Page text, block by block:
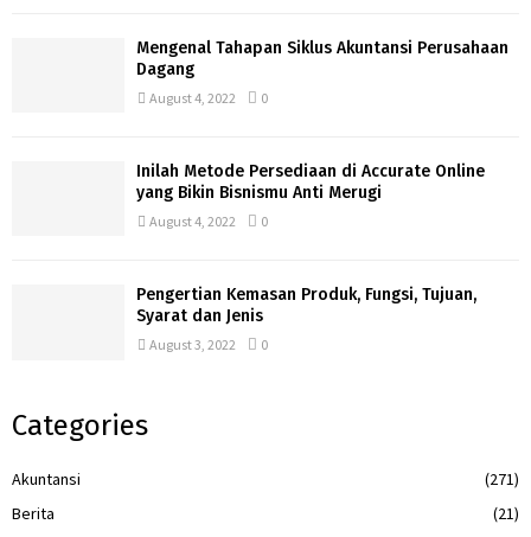
Mengenal Tahapan Siklus Akuntansi Perusahaan
Dagang
August 4, 2022 0
Inilah Metode Persediaan di Accurate Online
yang Bikin Bisnismu Anti Merugi
August 4, 2022 0
Pengertian Kemasan Produk, Fungsi, Tujuan,
Syarat dan Jenis
August 3, 2022 0
Categories
Akuntansi
(271)
Berita
(21)